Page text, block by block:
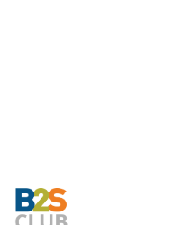
สามารถสร้างได้